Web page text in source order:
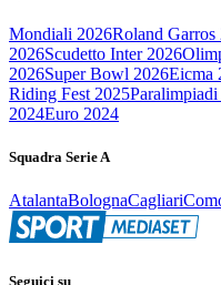
Mondiali 2026Roland Garros
2026Scudetto Inter 2026
2026Super Bowl 2026Eicma
Riding Fest 2025
2024Euro 2024
Squadra Serie A
AtalantaBolognaCagliari
Seguici su